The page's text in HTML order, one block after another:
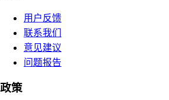
用户反馈
联系我们
意见建议
问题报告
政策